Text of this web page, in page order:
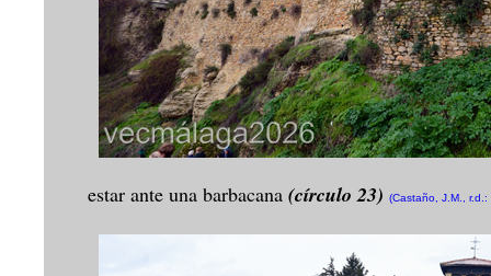
estar ante una barbacana (círculo 23) (Castaño, J.M.,